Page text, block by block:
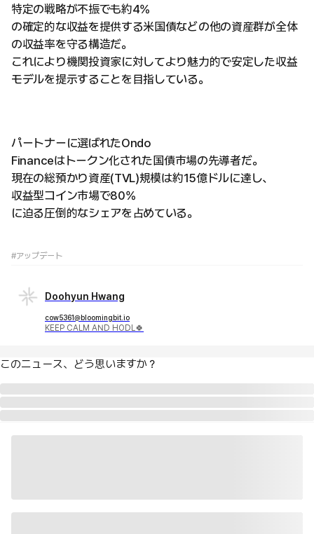
特定の戦略が不振でも約4%
の確定的な収益を提供する米国債などの他の資産群が全体
の収益率を守る構造だ。
これにより機関投資家に対してより魅力的で安定した収益
モデルを提示することを目指している。
パートナーに選ばれたOndo
Financeはトークン化された国債市場の先導者だ。
現在の総預かり資産(TVL)規模は約15億ドルに達し、
収益型コイン市場で80%
に迫る圧倒的なシェアを占めている。
#アップデート
Doohyun Hwang
cow5361@bloomingbit.io
KEEP CALM AND HODL🍀
このニュース、どう思いますか？